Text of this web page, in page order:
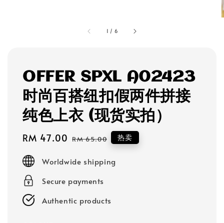
1 / 6
OFFER SPXL A02423
时尚百搭纽扣假两件拼接
纯色上衣 (现货实拍）
Sale
RM 47.00 Regular
RM 65.00 热卖
Worldwide shipping
Secure payments
Authentic products